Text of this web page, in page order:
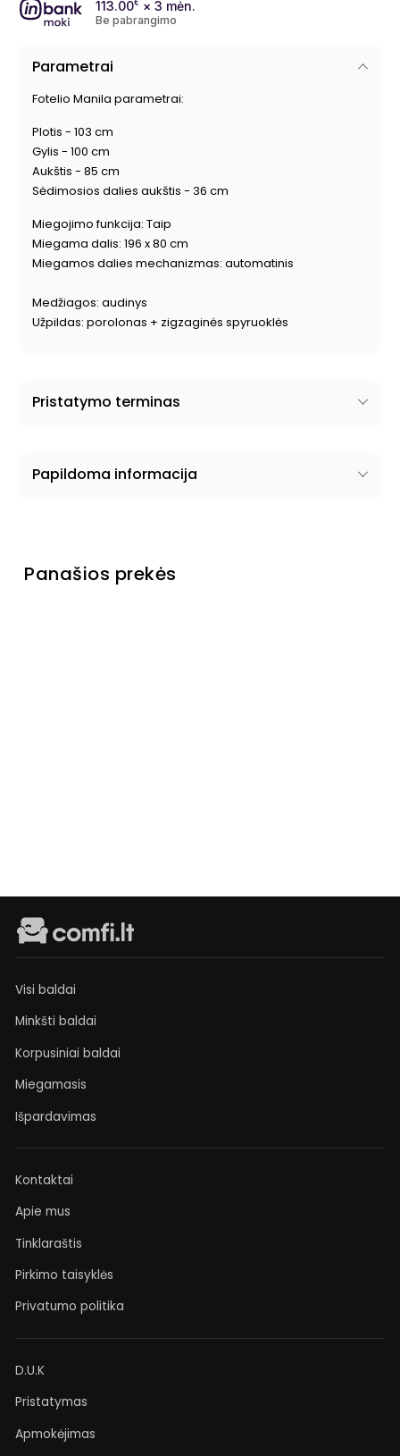
113.00€ × 3 mėn.
Be pabrangimo
Parametrai
Fotelio Manila parametrai:
Plotis - 103 cm
Gylis - 100 cm
Aukštis - 85 cm
Sėdimosios dalies aukštis - 36 cm
Miegojimo funkcija: Taip
Miegama dalis: 196 x 80 cm
Miegamos dalies mechanizmas: automatinis
Medžiagos: audinys
Užpildas: porolonas + zigzaginės spyruoklės
Pristatymo terminas
Papildoma informacija
Panašios prekės
Visi baldai
Minkšti baldai
Korpusiniai baldai
Miegamasis
Išpardavimas
Kontaktai
Apie mus
Tinklaraštis
Pirkimo taisyklės
Privatumo politika
D.U.K
Pristatymas
Apmokėjimas